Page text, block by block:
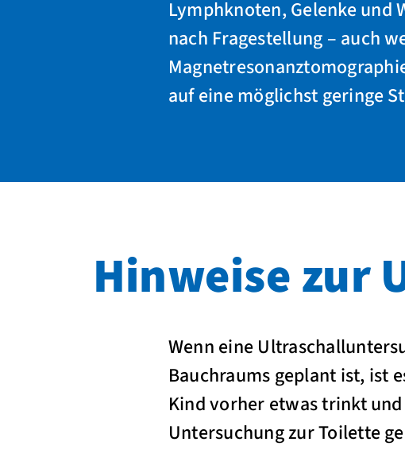
Lymphknoten, Gelenke und
nach Fragestellung – auch
auf eine möglichst geringe
Hinweise zur
Wenn eine
Bauchraums geplant ist, ist
Kind vorher etwas trinkt
Untersuchung zur Toilette